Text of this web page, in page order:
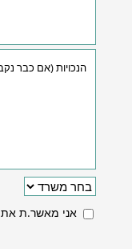
אני מאשר.ת את